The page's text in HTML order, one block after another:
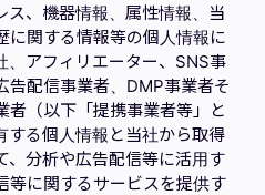
ス、機器情報、属性情報、当
に関する情報等の個人情報に
、アフィリエーター、SNS事
告配信事業者、DMP事業者そ
者（以下「提携事業者等」と
する個人情報と当社から取得
、分析や広告配信等に活用す
等に関するサービスを提供す